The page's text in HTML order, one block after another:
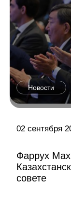
Новости
02 сентября
Фаррух
совете